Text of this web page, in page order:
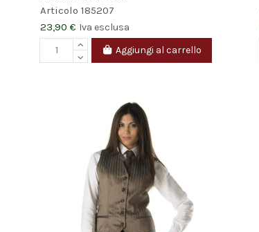
Articolo 185207
23,90 € Iva esclusa
Aggiungi al carrello